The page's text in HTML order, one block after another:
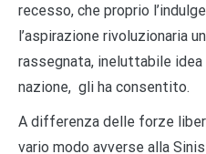
recesso, che proprio
l’aspirazione rivoluzionaria
rassegnata, ineluttabile idea
nazione, gli ha consentito.
A differenza delle forze
vario modo avverse alla